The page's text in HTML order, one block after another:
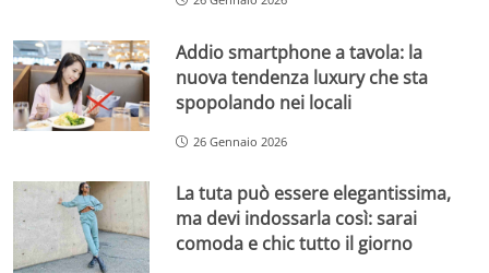
Addio smartphone a tavola: la
nuova tendenza luxury che sta
spopolando nei locali
26 Gennaio 2026
La tuta può essere elegantissima,
ma devi indossarla così: sarai
comoda e chic tutto il giorno